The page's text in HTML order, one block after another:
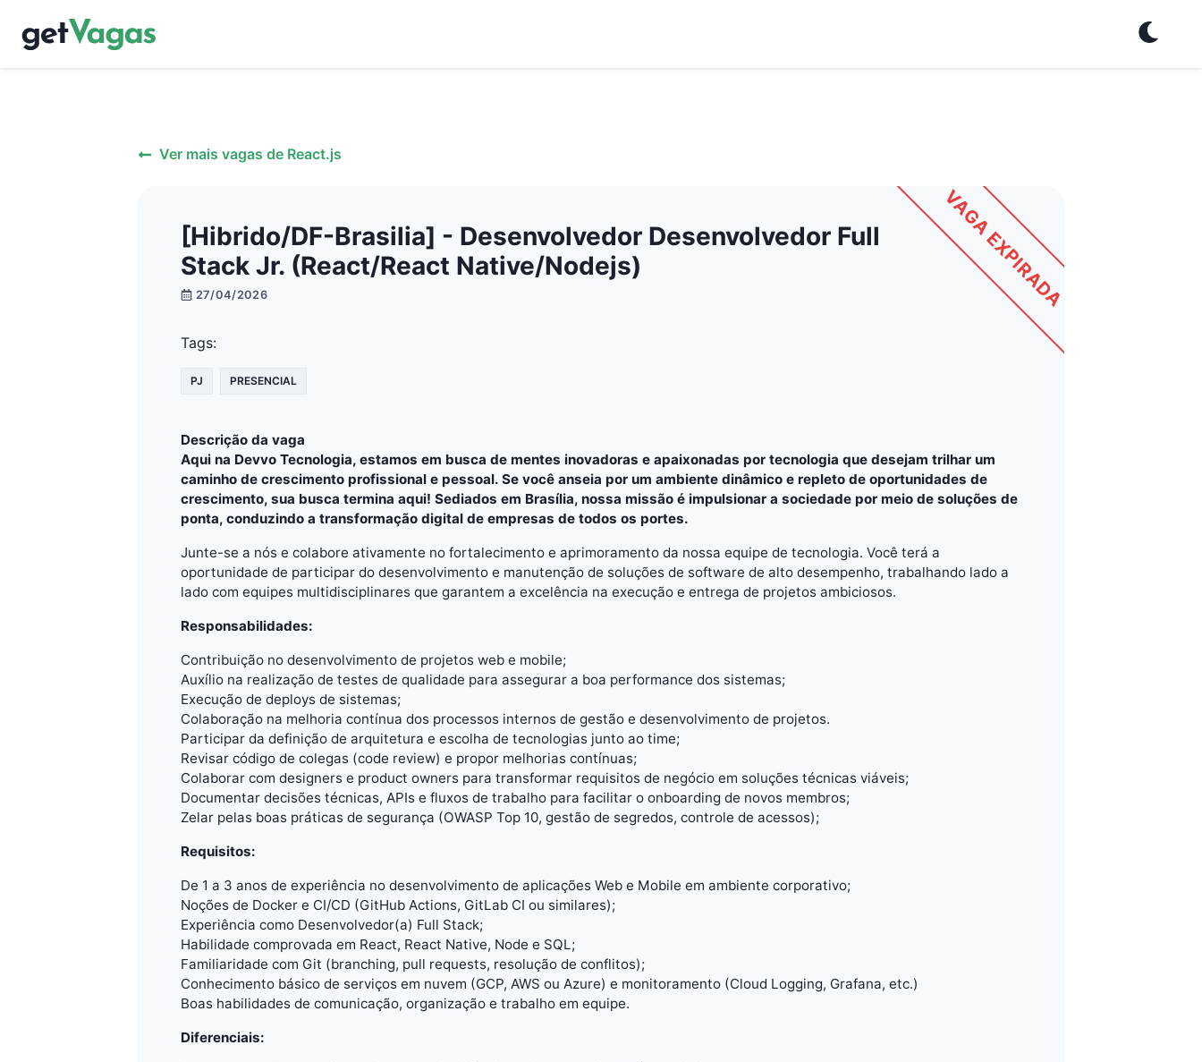
Ver mais vagas de React.js
VAGA EXPIRADA
[Hibrido/DF-Brasilia] - Desenvolvedor Desenvolvedor Full
Stack Jr. (React/React Native/Nodejs)
27/04/2026
Tags:
PJ PRESENCIAL
Descrição da vaga
Aqui na Devvo Tecnologia, estamos em busca de mentes inovadoras e apaixonadas por tecnologia que desejam trilhar um
caminho de crescimento profissional e pessoal. Se você anseia por um ambiente dinâmico e repleto de oportunidades de
crescimento, sua busca termina aqui! Sediados em Brasília, nossa missão é impulsionar a sociedade por meio de soluções de
ponta, conduzindo a transformação digital de empresas de todos os portes.
Junte-se a nós e colabore ativamente no fortalecimento e aprimoramento da nossa equipe de tecnologia. Você terá a
oportunidade de participar do desenvolvimento e manutenção de soluções de software de alto desempenho, trabalhando lado a
lado com equipes multidisciplinares que garantem a excelência na execução e entrega de projetos ambiciosos.
Responsabilidades:
Contribuição no desenvolvimento de projetos web e mobile;
Auxílio na realização de testes de qualidade para assegurar a boa performance dos sistemas;
Execução de deploys de sistemas;
Colaboração na melhoria contínua dos processos internos de gestão e desenvolvimento de projetos.
Participar da definição de arquitetura e escolha de tecnologias junto ao time;
Revisar código de colegas (code review) e propor melhorias contínuas;
Colaborar com designers e product owners para transformar requisitos de negócio em soluções técnicas viáveis;
Documentar decisões técnicas, APIs e fluxos de trabalho para facilitar o onboarding de novos membros;
Zelar pelas boas práticas de segurança (OWASP Top 10, gestão de segredos, controle de acessos);
Requisitos:
De 1 a 3 anos de experiência no desenvolvimento de aplicações Web e Mobile em ambiente corporativo;
Noções de Docker e CI/CD (GitHub Actions, GitLab CI ou similares);
Experiência como Desenvolvedor(a) Full Stack;
Habilidade comprovada em React, React Native, Node e SQL;
Familiaridade com Git (branching, pull requests, resolução de conflitos);
Conhecimento básico de serviços em nuvem (GCP, AWS ou Azure) e monitoramento (Cloud Logging, Grafana, etc.)
Boas habilidades de comunicação, organização e trabalho em equipe.
Diferenciais: